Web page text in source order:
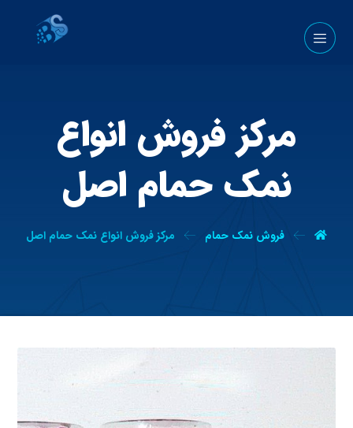
مرکز فروش انواع
نمک حمام اصل
فروش نمک حمام مرکز فروش انواع نمک حمام اصل